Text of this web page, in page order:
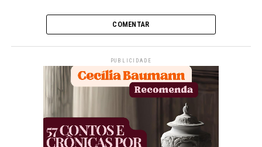
COMENTAR
PUBLICIDADE